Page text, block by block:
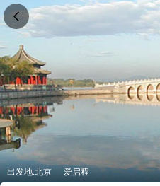
出发地:北京 爱启程
